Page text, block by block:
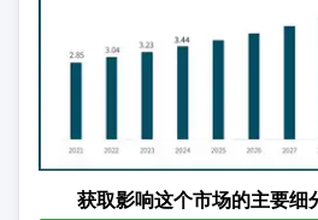
获取影响这个市场的主要细